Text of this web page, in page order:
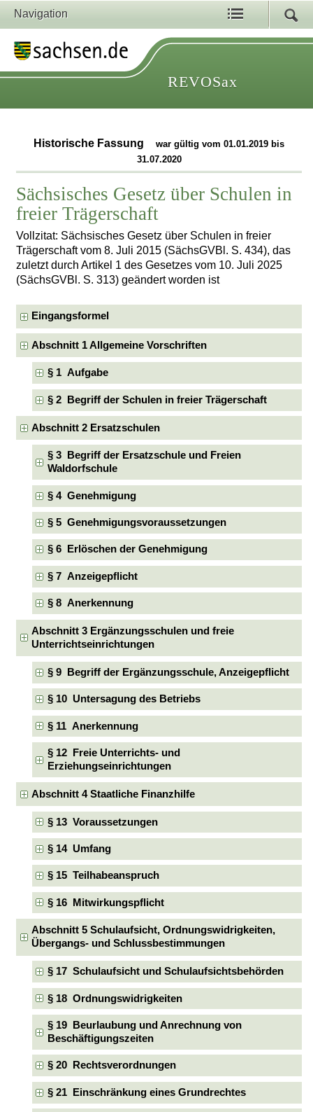
Navigation
REVOSax
Historische Fassung
war gültig vom 01.01.2019 bis
31.07.2020
Sächsisches Gesetz über Schulen in
freier Trägerschaft
Vollzitat: Sächsisches Gesetz über Schulen in freier
Trägerschaft vom 8. Juli 2015 (SächsGVBl. S. 434), das
zuletzt durch Artikel 1 des Gesetzes vom 10. Juli 2025
(SächsGVBl. S. 313) geändert worden ist
Eingangsformel
Abschnitt 1 Allgemeine Vorschriften
§ 1 Aufgabe
§ 2 Begriff der Schulen in freier Trägerschaft
Abschnitt 2 Ersatzschulen
§ 3 Begriff der Ersatzschule und Freien
Waldorfschule
§ 4 Genehmigung
§ 5 Genehmigungsvoraussetzungen
§ 6 Erlöschen der Genehmigung
§ 7 Anzeigepflicht
§ 8 Anerkennung
Abschnitt 3 Ergänzungsschulen und freie
Unterrichtseinrichtungen
§ 9 Begriff der Ergänzungsschule, Anzeigepflicht
§ 10 Untersagung des Betriebs
§ 11 Anerkennung
§ 12 Freie Unterrichts- und
Erziehungseinrichtungen
Abschnitt 4 Staatliche Finanzhilfe
§ 13 Voraussetzungen
§ 14 Umfang
§ 15 Teilhabeanspruch
§ 16 Mitwirkungspflicht
Abschnitt 5 Schulaufsicht, Ordnungswidrigkeiten,
Übergangs- und Schlussbestimmungen
§ 17 Schulaufsicht und Schulaufsichtsbehörden
§ 18 Ordnungswidrigkeiten
§ 19 Beurlaubung und Anrechnung von
Beschäftigungszeiten
§ 20 Rechtsverordnungen
§ 21 Einschränkung eines Grundrechtes